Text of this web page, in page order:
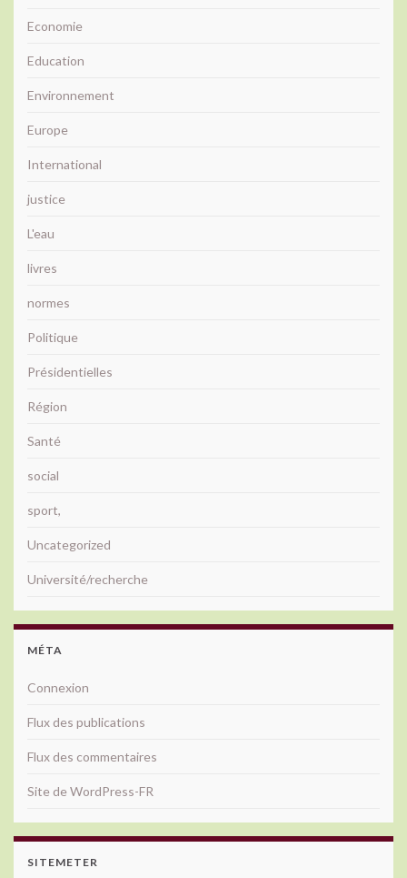
Economie
Education
Environnement
Europe
International
justice
L'eau
livres
normes
Politique
Présidentielles
Région
Santé
social
sport,
Uncategorized
Université/recherche
MÉTA
Connexion
Flux des publications
Flux des commentaires
Site de WordPress-FR
SITEMETER